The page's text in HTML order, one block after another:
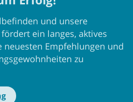
und unsere
ein langes, aktives
Empfehlungen und
zu